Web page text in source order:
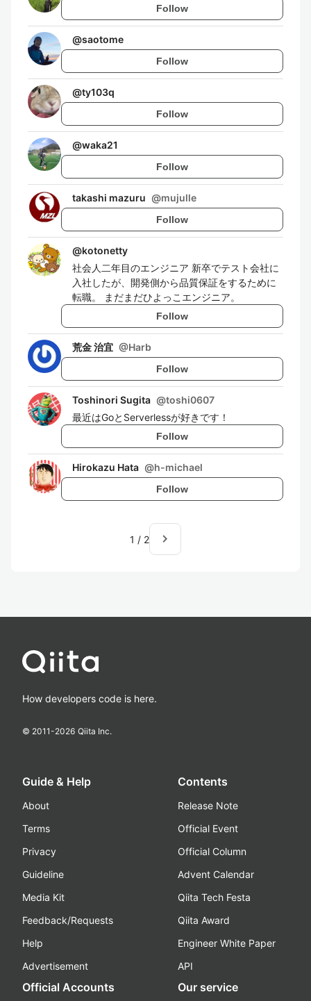
Follow
@saotome
Follow
@ty103q
Follow
@waka21
Follow
takashi mazuru @mujulle
Follow
@kotonetty
社会人二年目のエンジニア 新卒でテスト会社に
入社したが、開発側から品質保証をするために
転職。 まだまだひよっこエンジニア。
Follow
荒金 治宜 @Harb
Follow
Toshinori Sugita @toshi0607
最近はGoとServerlessが好きです！
Follow
Hirokazu Hata @h-michael
Follow
1 / 2 navigate_next
How developers code is here.
© 2011-2026 Qiita Inc.
Guide & Help
About
Terms
Privacy
Guideline
Media Kit
Feedback/Requests
Help
Advertisement
Contents
Release Note
Official Event
Official Column
Advent Calendar
Qiita Tech Festa
Qiita Award
Engineer White Paper
API
Official Accounts Our service